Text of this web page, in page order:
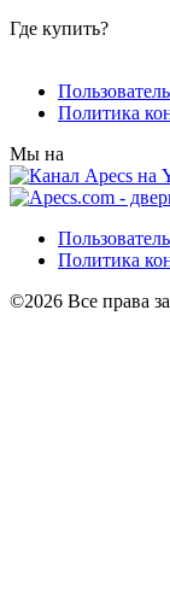
Где купить?
Политика
Мы на
Политика
©2026 Все права